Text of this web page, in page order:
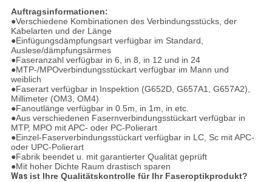
Auftragsinformationen:
●Verschiedene Kombinationen des Verbindungsstücks, der
Kabelarten und der Länge
●Einfügungsdämpfungsart verfügbar im Standard,
Auslese/dämpfungsärmes
●Faseranzahl verfügbar in 6, in 8, in 12 und in 24
●MTP-/MPOverbindungsstückart verfügbar im Mann und
weiblich
●Faserart verfügbar in Inspektion (G652D, G657A1, G657A2),
Millimeter (OM3, OM4)
●Fanoutlänge verfügbar in 0.5m, in 1m, in etc.
●Aus verschiedenen Fasernverbindungsstückart verfügbar in
MTP, MPO mit APC- oder PC-Polierart
●Einzel-Faserverbindungsstückart verfügbar in LC, Sc mit APC-
oder UPC-Polierart
●Fabrik beendet u. mit garantierter Qualität geprüft
●Mit hoher Dichte Raum drastisch sparen
Was ist Ihre Qualitätskontrolle für Ihr Faseroptikprodukt?